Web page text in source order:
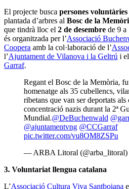
El projecte busca persones voluntàries
plantada d’arbres al Bosc de la
que tindrà lloc el 2 de desembre de 9
és organitzada per l’Associació
Coopera amb la col·laboració de l’
l’Ajuntament de Vilanova i la Geltrú i el
Garraf.
Regant el Bosc de la Memòria,
homenatge als 35 cubellencs,
ribetans que van ser deportats als
concentració nazis durant la 2ª
Mundial.@DeBuchenwald
@ajuntamentvng @CCGarraf
pic.twitter.com/vu8OM8ZSPu
— ARBA Litoral (@arba_litoral)
3. Voluntariat llengua catalana
L’Associació Cultura Viva Santboiana